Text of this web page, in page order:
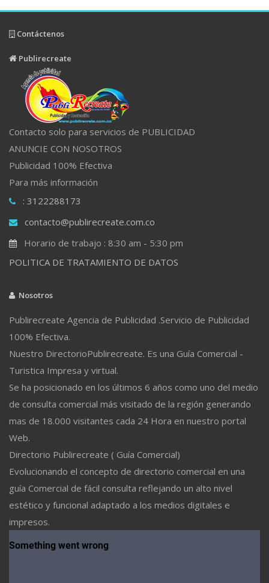
Contáctenos
Publirecreate
Contacto solo para servicios de PUBLICIDAD
ANUNCIE CON NOSOTROS
Publicidad 100% Efectiva
Para más información
: 3122288173
contacto@publirecreate.com.co
Horario de trabajo : 8:30 am - 5:30 pm
POLITICA DE TRATAMIENTO DE DATOS
Nosotros
Publirecreate Agencia de Publicidad .Servicio de Publicidad
100% Efectiva.
Nuestro DirectorioPublirecreate. Es una Guía Comercial -
Turistica Impresa y virtual.
Se ha posicionado en los últimos 6 años como uno del medio
de consulta comercial más visitado de la región generando
mas de 18.000 visitantes cada 24 Hora en nuestro portal
Web.
Directorio Publirecreate ( Guía Comercial)
Evolucionando el concepto de directorio comercial en una
guía Comercial de fácil consulta reflejando un alto nivel
estético y funcional adaptado a los medios digitales e
impresos.